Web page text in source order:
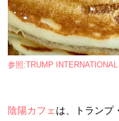
参照:TRUMP
陰陽カフェ は、トランプ